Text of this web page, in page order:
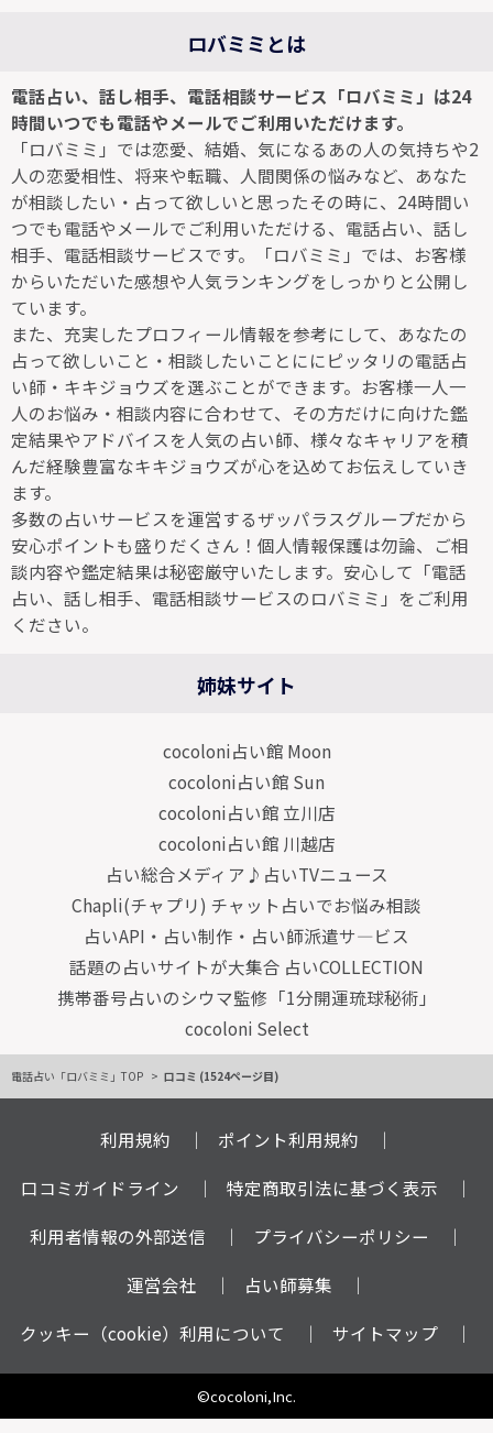
ロバミミとは
電話占い、話し相手、電話相談サービス「ロバミミ」は24
時間いつでも電話やメールでご利用いただけます。
「ロバミミ」では恋愛、結婚、気になるあの人の気持ちや2
人の恋愛相性、将来や転職、人間関係の悩みなど、あなた
が相談したい・占って欲しいと思ったその時に、24時間い
つでも電話やメールでご利用いただける、電話占い、話し
相手、電話相談サービスです。「ロバミミ」では、お客様
からいただいた感想や人気ランキングをしっかりと公開し
ています。
また、充実したプロフィール情報を参考にして、あなたの
占って欲しいこと・相談したいことににピッタリの電話占
い師・キキジョウズを選ぶことができます。お客様一人一
人のお悩み・相談内容に合わせて、その方だけに向けた鑑
定結果やアドバイスを人気の占い師、様々なキャリアを積
んだ経験豊富なキキジョウズが心を込めてお伝えしていき
ます。
多数の占いサービスを運営するザッパラスグループだから
安心ポイントも盛りだくさん！個人情報保護は勿論、ご相
談内容や鑑定結果は秘密厳守いたします。安心して「電話
占い、話し相手、電話相談サービスのロバミミ」をご利用
ください。
姉妹サイト
cocoloni占い館 Moon
cocoloni占い館 Sun
cocoloni占い館 立川店
cocoloni占い館 川越店
占い総合メディア♪占いTVニュース
Chapli(チャプリ) チャット占いでお悩み相談
占いAPI・占い制作・占い師派遣サ―ビス
話題の占いサイトが大集合 占いCOLLECTION
携帯番号占いのシウマ監修「1分開運琉球秘術」
cocoloni Select
電話占い「ロバミミ」TOP 口コミ (1524ページ目)
利用規約
ポイント利用規約
口コミガイドライン
特定商取引法に基づく表示
利用者情報の外部送信
プライバシーポリシー
運営会社
占い師募集
クッキー（cookie）利用について
サイトマップ
©cocoloni,Inc.